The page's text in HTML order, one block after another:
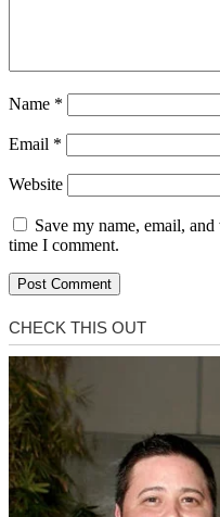
Name *
Email *
Website
Save my name, email,
time I comment.